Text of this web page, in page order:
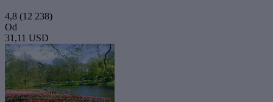
4,8 (12 238)
Od
31,11 USD